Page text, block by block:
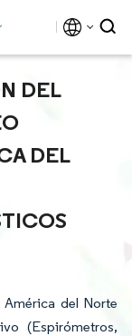
DEL
DEL
del Norte
(Espirómetros,